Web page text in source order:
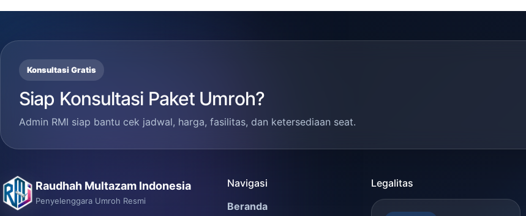
Konsultasi Gratis
Siap Konsultasi Paket Umroh?
Admin RMI siap bantu cek jadwal, harga, fasilitas, dan ketersediaan seat.
Raudhah Multazam Indonesia
Penyelenggara Umroh Resmi
Navigasi
Beranda
Legalitas